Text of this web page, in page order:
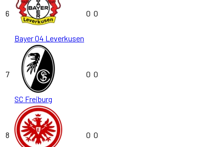
6
Bayer 04 Leverkusen
0 0
7
SC Freiburg
0 0
8 0 0